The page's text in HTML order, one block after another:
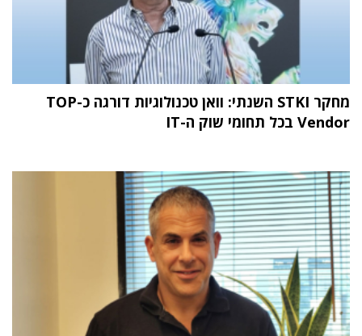
מחקר STKI השנתי: וואן טכנולוגיות דורגה כ-TOP
Vendor בכל תחומי שוק ה-IT